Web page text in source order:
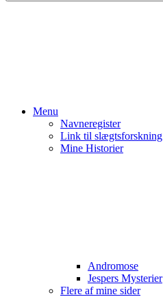
Menu
Navneregister
Link til slægtsforskning
Mine Historier
Andromose
Jespers Mysterier
Flere af mine sider